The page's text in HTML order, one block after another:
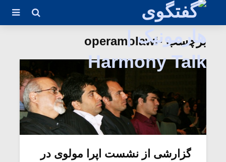
برچسب -operamolawi
گزارشی از نشست اپرا مولوی در